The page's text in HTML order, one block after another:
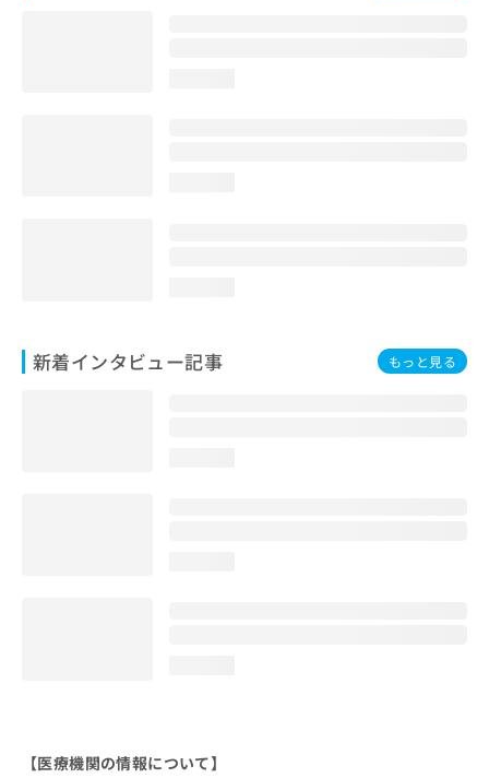
新着インタビュー記事 もっと見る
【医療機関の情報について】